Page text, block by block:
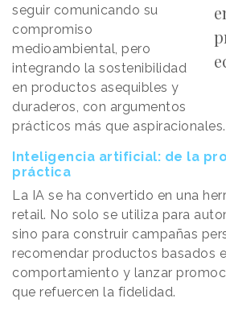
seguir comunicando su
compromiso
medioambiental, pero
integrando la sostenibilidad
en productos asequibles y
duraderos, con argumentos
prácticos más que aspiracionales.
Inteligencia artificial: de la
práctica
La IA se ha convertido en una
retail. No solo se utiliza para
sino para construir campañas
recomendar productos basados
comportamiento y lanzar
que refuercen la fidelidad.